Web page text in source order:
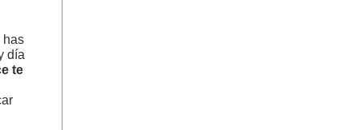
has
día
te